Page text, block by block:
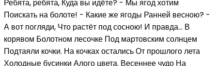
Ребята, ребята, Куда вы идёте? - Мы ягод хотим
Поискать на болоте! - Какие же ягоды Ранней весною? -
А вот погляди, Что растёт под сосною! И правда... В
корявом Болотном лесочке Под мартовским солнцем
Подтаяли кочки. На кочках остались От прошлого лета
Холодные бусинки Алого цвета. Весеннее чудо На